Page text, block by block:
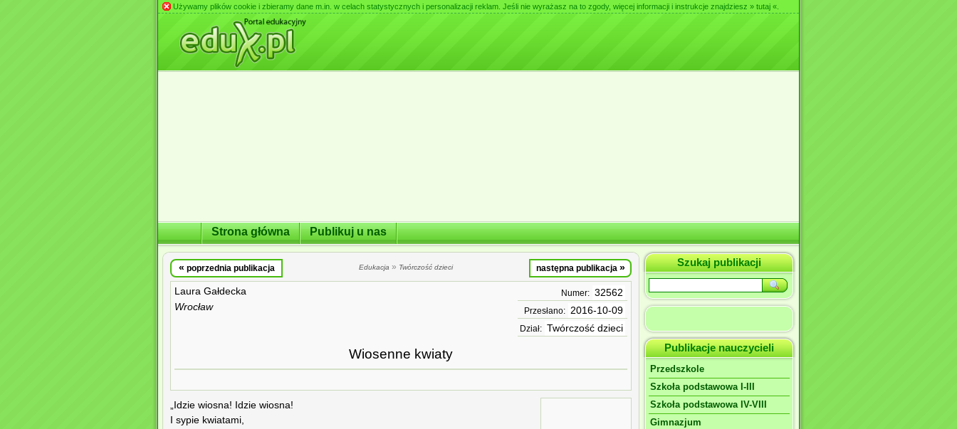
Używamy plików cookie i zbieramy dane m.in. w celach statystycznych i personalizacji reklam. Jeśli nie wyrażasz na to zgody, więcej informacji i instrukcje znajdziesz » tutaj «
Strona główna Publikuj u nas
« poprzednia publikacja Edukacja » Twórczość dzieci następna publikacja »
Laura Gałdecka
Wrocław
Numer: 32562
Przesłano: 2016-10-09
Dział: Twórczość dzieci
Wiosenne kwiaty
„Idzie wiosna! Idzie wiosna!
I sypie kwiatami,
Szukaj publikacji
Publikacje nauczycieli
Przedszkole
Szkoła podstawowa I-III
Szkoła podstawowa IV-VIII
Gimnazjum